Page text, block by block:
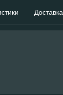
Доставка